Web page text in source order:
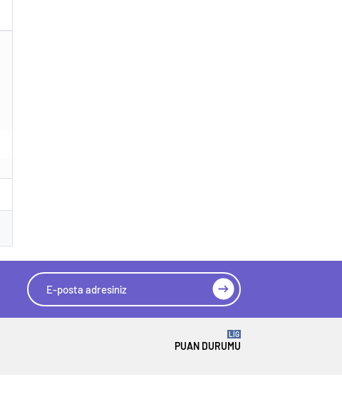
PUAN DURUMU
LİG